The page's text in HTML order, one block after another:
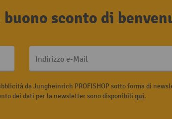
sconto di
Indirizzo e-Mail
da Jungheinrich PROFISHOP sotto forma di
dei dati per la newsletter sono disponibili qui.